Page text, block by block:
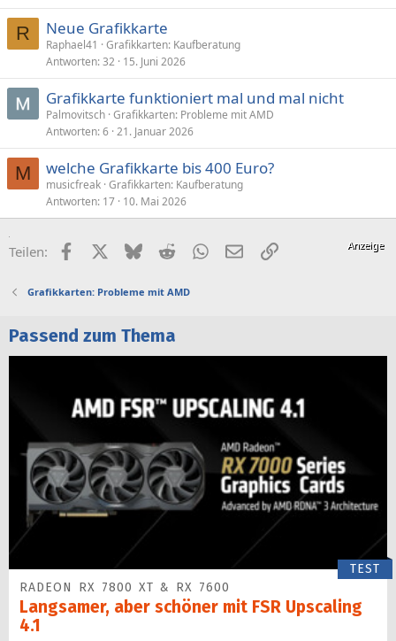
R Neue Grafikkarte
Raphael41
Grafikkarten: Kaufberatung
Antworten 32 15. Juni 2026
Grafikkarte funktioniert mal und mal nicht
Palmovitsch Grafikkarten: Probleme mit AMD
Antworten 6 21. Januar 2026
M welche Grafikkarte bis 400 Euro?
musicfreak Grafikkarten: Kaufberatung
Antworten 17 10. Mai 2026
Teilen: FacebookX (Twitter)
BlueskyRedditWhatsApp
E-MailLink
Grafikkarten: Probleme mit AMD
Passend zum Thema
TEST
RADEON RX 7800 XT & RX 7600
Langsamer, aber schöner mit FSR Upscaling
4.1